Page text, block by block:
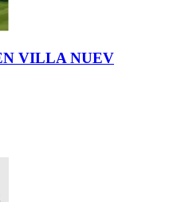
VILLA NUEV